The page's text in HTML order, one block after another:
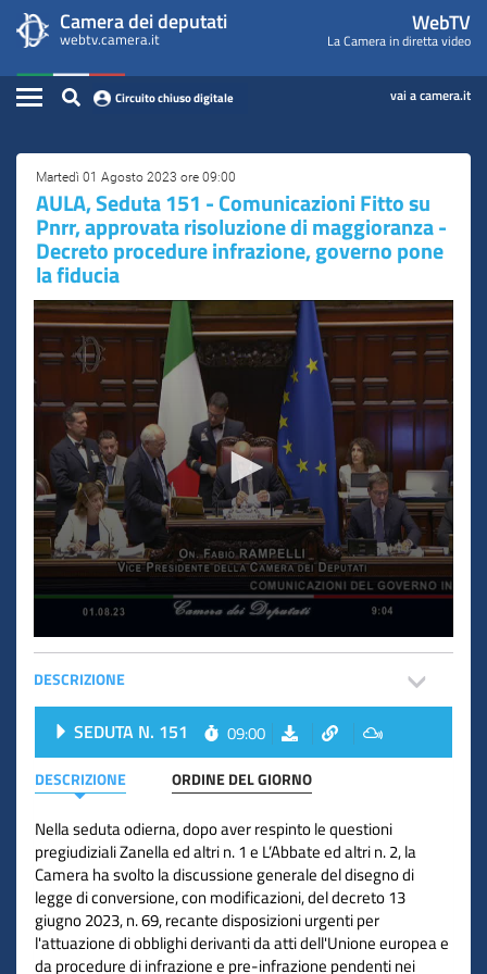
contenuto
principale
WebTV
Camera
dei
Deputati
menu
di
navigazione
Camera dei deputati
webtv.camera.it
WebTV
La Camera in diretta video
Home
Assemblea
Presidente
Commissioni
Eventi
Conferenze Stampa
Cerca
Circuito chiuso digitale
Circuito chiuso digitale vai a camera.it
Contenuto
Martedì 01 Agosto 2023 ore 09:00
AULA, Seduta 151 - Comunicazioni Fitto su
Pnrr, approvata risoluzione di maggioranza -
Decreto procedure infrazione, governo pone
la fiducia
DESCRIZIONE
SEDUTA N. 151 09:00
DESCRIZIONE ORDINE DEL GIORNO
Nella seduta odierna, dopo aver respinto le questioni
pregiudiziali Zanella ed altri n. 1 e L’Abbate ed altri n. 2, la
Camera ha svolto la discussione generale del disegno di
legge di conversione, con modificazioni, del decreto 13
giugno 2023, n. 69, recante disposizioni urgenti per
l'attuazione di obblighi derivanti da atti dell'Unione europea e
da procedure di infrazione e pre-infrazione pendenti nei